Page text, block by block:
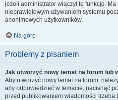
jeżeli administrator włączył tę funkcję.
nieprawidłowym używaniem systemu
anonimowych użytkowników.
Na górę
Problemy z pisaniem
Jak utworzyć nowy temat na forum lub
Aby utworzyć nowy temat na forum,
aby odpowiedzieć w temacie, nacisnąć
przed publikowaniem wiadomości trzeba